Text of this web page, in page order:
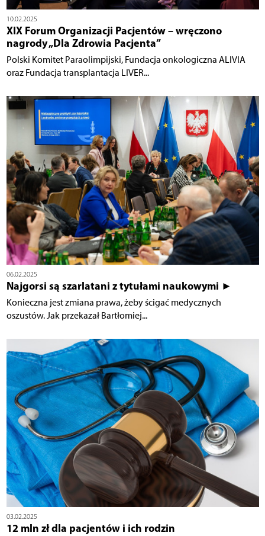
10.02.2025
XIX Forum Organizacji Pacjentów – wręczono
nagrody „Dla Zdrowia Pacjenta”
Polski Komitet Paraolimpijski, Fundacja onkologiczna ALIVIA
oraz Fundacja transplantacja LIVER...
06.02.2025
Najgorsi są szarlatani z tytułami naukowymi ►
Konieczna jest zmiana prawa, żeby ścigać medycznych
oszustów. Jak przekazał Bartłomiej...
03.02.2025
12 mln zł dla pacjentów i ich rodzin